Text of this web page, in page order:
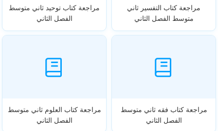
مراجعة كتاب التفسير ثاني
متوسط الفصل الثاني
مراجعة كتاب توحيد ثاني متوسط
الفصل الثاني
مراجعة كتاب فقه ثاني متوسط
الفصل الثاني
مراجعة كتاب العلوم ثاني متوسط
الفصل الثاني